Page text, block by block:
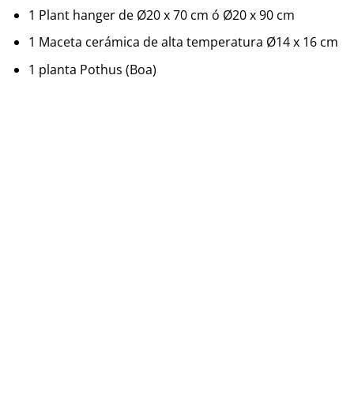
1 Plant hanger de Ø20 x 70 cm ó Ø20 x 90 cm
1 Maceta cerámica de alta temperatura Ø14 x 16 cm
1 planta Pothus (Boa)